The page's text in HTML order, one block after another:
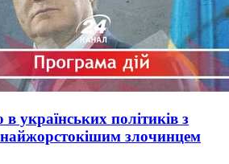
українських політиків з
злочинцем